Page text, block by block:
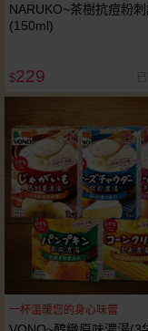
NARUKO~茶樹抗痘粉
(150ml)
$229
一杯溫暖您的身心味蕾